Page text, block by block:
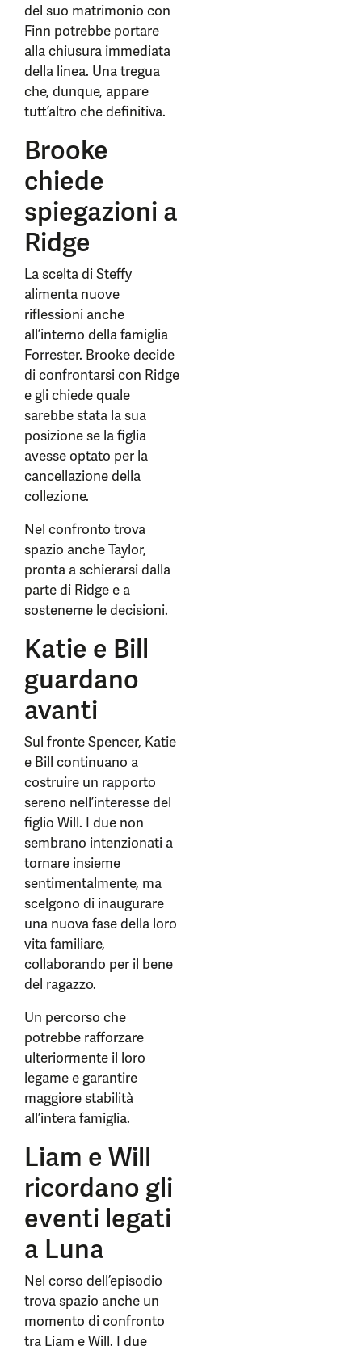
del suo matrimonio con
Finn potrebbe portare
alla chiusura immediata
della linea. Una tregua
che, dunque, appare
tutt’altro che definitiva.
Brooke
chiede
spiegazioni a
Ridge
La scelta di Steffy
alimenta nuove
riflessioni anche
all’interno della famiglia
Forrester. Brooke decide
di confrontarsi con Ridge
e gli chiede quale
sarebbe stata la sua
posizione se la figlia
avesse optato per la
cancellazione della
collezione.
Nel confronto trova
spazio anche Taylor,
pronta a schierarsi dalla
parte di Ridge e a
sostenerne le decisioni.
Katie e Bill
guardano
avanti
Sul fronte Spencer, Katie
e Bill continuano a
costruire un rapporto
sereno nell’interesse del
figlio Will. I due non
sembrano intenzionati a
tornare insieme
sentimentalmente, ma
scelgono di inaugurare
una nuova fase della loro
vita familiare,
collaborando per il bene
del ragazzo.
Un percorso che
potrebbe rafforzare
ulteriormente il loro
legame e garantire
maggiore stabilità
all’intera famiglia.
Liam e Will
ricordano gli
eventi legati
a Luna
Nel corso dell’episodio
trova spazio anche un
momento di confronto
tra Liam e Will. I due